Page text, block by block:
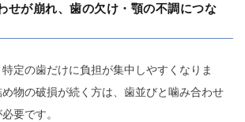
せが崩れ、歯の欠け・顎の不調につな
定の歯だけに負担が集中しやすくなりま
物の破損が続く方は、歯並びと噛み合わせ
要です。